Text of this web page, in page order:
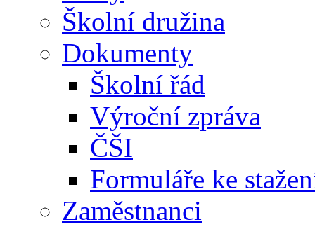
Školní družina
Dokumenty
Školní řád
Výroční zpráva
ČŠI
Formuláře ke
Zaměstnanci